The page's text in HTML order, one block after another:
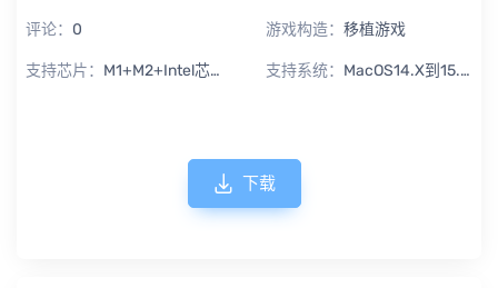
评论： 0 游戏构造： 移植游戏
支持芯片： M1+M2+Intel芯片通用 支持系统： MacOS14.X到15.X Sequoia
下载